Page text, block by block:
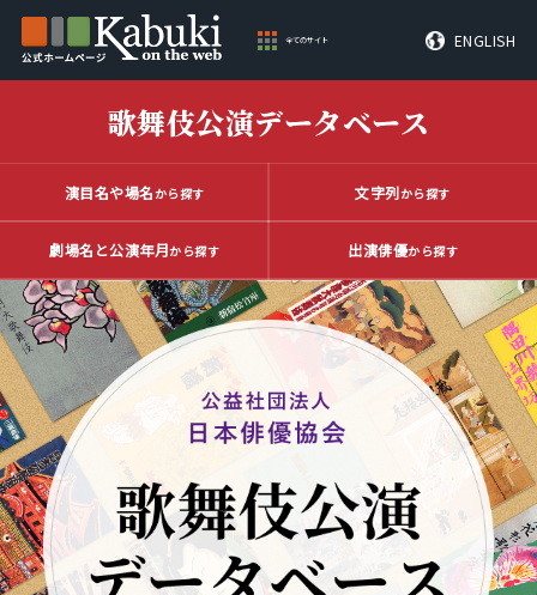
全てのサイト ENGLISH
歌舞伎公演データベース
演目名や場名から探す 文字列から探す
劇場名と公演年月から探す 出演俳優から探す